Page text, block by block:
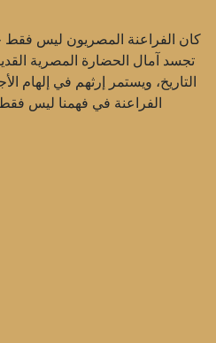
كان الفراعنة المصريون ليس فقط
تجسد آمال الحضارة المصرية
التاريخ، ويستمر إرثهم في إلهام
الفراعنة في فهمنا ليس